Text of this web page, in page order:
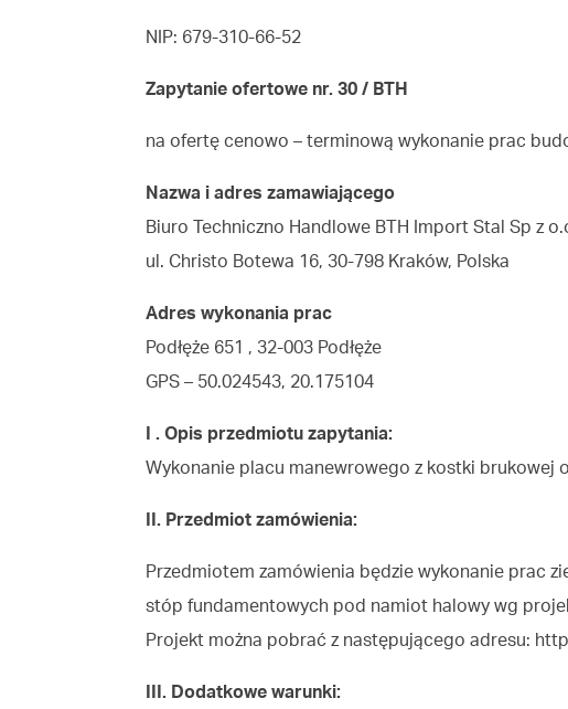
NIP: 679-310-66-52
Zapytanie ofertowe nr. 30 / BTH
na ofertę cenowo – terminową wykonanie prac
Nazwa i adres zamawiającego
Biuro Techniczno Handlowe BTH Import Stal Sp z
ul. Christo Botewa 16, 30-798 Kraków, Polska
Adres wykonania prac
Podłęże 651 , 32-003 Podłęże
GPS – 50.024543, 20.175104
I . Opis przedmiotu zapytania:
Wykonanie placu manewrowego z kostki
II. Przedmiot zamówienia:
Przedmiotem zamówienia będzie wykonanie prac
stóp fundamentowych pod namiot halowy wg
Projekt można pobrać z następującego adresu:
III. Dodatkowe warunki: